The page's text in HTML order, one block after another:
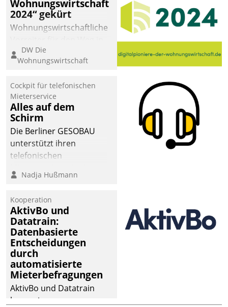
Wohnungswirtschaft
2024“ gekürt
Wohnungswirtschaftliche
eine digitale Zukunft zu
finden, ist das Ziel des
der
Wohnungswirtschaft“.
Bewerben können sich
dafür ein Team
bestehend aus
Wohnungsunternehmen
und PropTech.
DW Die
Wohnungswirtschaft
Cockpit für telefonischen
Mieterservice
Alles auf dem
Schirm
Die Berliner GESOBAU
unterstützt ihren
telefonischen
digitalen Cockpit, das
passende Fragen und
Schlagworte auswirft.
Eine intuitive
Dialogführung ermöglicht
dem externen
Serviceteam, Anrufe von
Mietenden zügiger und
effizienter zu bearbeiten.
Nadja Hußmann
Kooperation
AktivBo und
Datatrain:
Datenbasierte
Entscheidungen
durch
automatisierte
Mieterbefragungen
AktivBo und Datatrain
kooperieren –